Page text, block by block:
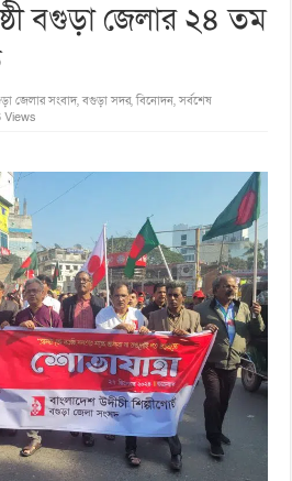
বগুড়া জেলার ২৪ তম
জেলার সংবাদ,বগুড়া সদর,বিনোদন,সর্বশেষ
Views